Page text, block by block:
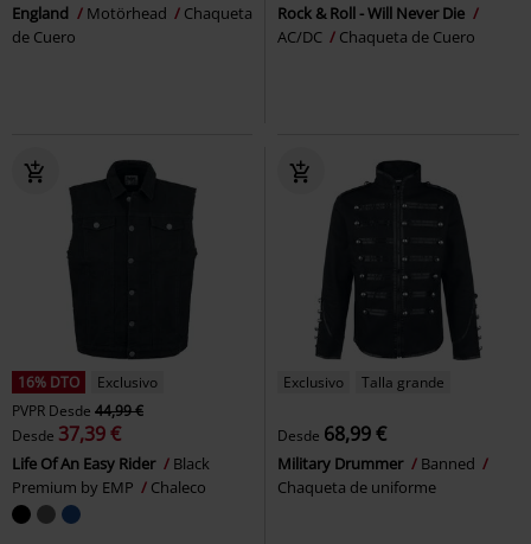
England Motörhead
Chaqueta
de Cuero
Rock & Roll - Will Never Die
AC/DC
Chaqueta de Cuero
16% DTO
Exclusivo
PVPR Desde 44,99 €
Desde 37,39 €
Life Of An Easy Rider
Black
Premium by EMP
Chaleco
Exclusivo Talla grande
Desde 68,99 €
Military Drummer
Banned
Chaqueta de uniforme